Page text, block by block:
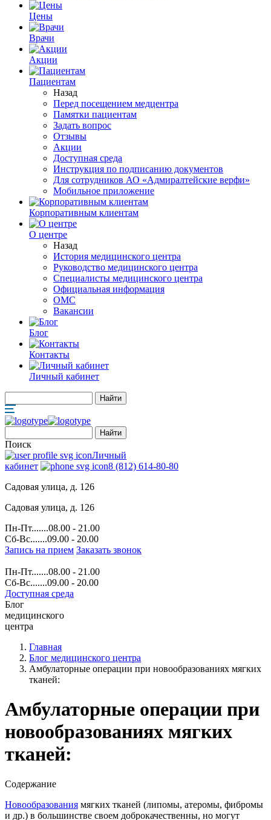
Цены
Врачи
Акции
Пациентам
Назад
Перед посещением медцентра
Памятки пациентам
Задать вопрос
Отзывы
Акции
Доступная среда
Инструкция по подписанию документов
Для сотрудников АО «Адмиралтейские верфи»
Мобильное приложение
Корпоративным клиентам
О центре
Назад
История медицинского центра
Руководство медицинского центра
Специалисты медицинского центра
Официальная информация
ОМС
Вакансии
Блог
Контакты
Личный кабинет
Поиск
Личный
кабинет
8 (812) 614-80-80
Садовая улица, д. 126
Садовая улица, д. 126
Пн-Пт.......08.00 - 21.00
Сб-Вс.......09.00 - 20.00
Запись на прием Заказать звонок
Пн-Пт.......08.00 - 21.00
Сб-Вс.......09.00 - 20.00
Доступная среда
Блог
медицинского
центра
Главная
Блог медицинского центра
Амбулаторные операции при новообразованиях мягких
тканей:
Амбулаторные операции при
новообразованиях мягких
тканей:
Содержание
Новообразования мягких тканей (липомы, атеромы, фибромы
и др.) в большинстве своем доброкачественны, но могут